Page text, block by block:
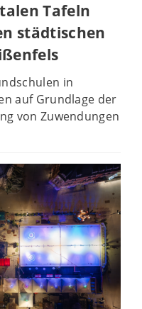
Tafeln
städtischen
in
auf Grundlage der
von Zuwendungen